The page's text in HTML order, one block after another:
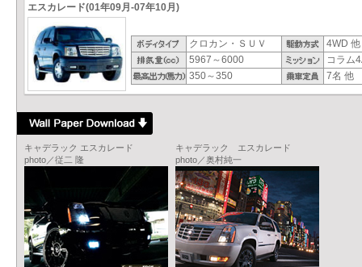
エスカレード(01年09月-07年10月)
クロカン・ＳＵＶ
4WD 他
5967～6000
コラム
350～350
7名 他
キャデラック エスカレード
photo／従二 隆
キャデラック エスカレード
photo／奥村純一